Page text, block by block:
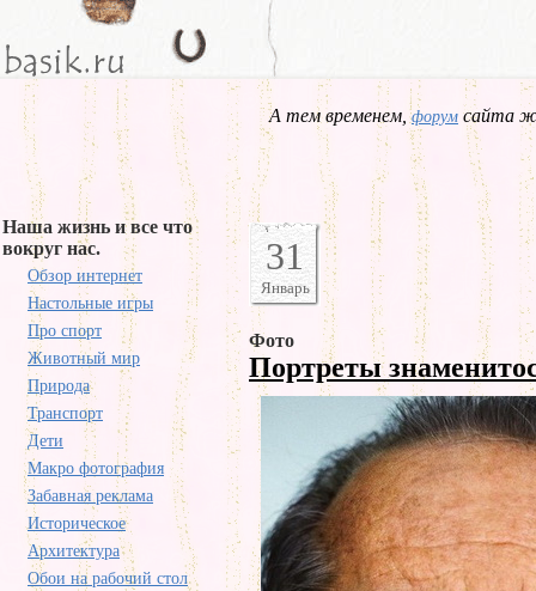
А тем временем,форум сайта
Наша жизнь и все что
вокруг нас.
Обзор интернет
Настольные игры
Про спорт
Животный мир
Природа
Транспорт
Дети
Макро фотография
Забавная реклама
Историческое
Архитектура
Обои на рабочий стол
31
Январь
Фото
Портреты